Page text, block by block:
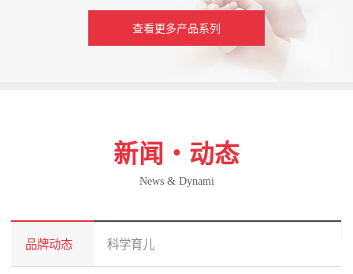
查看更多产品系列
新闻・动态
News & Dynami
品牌动态 科学育儿